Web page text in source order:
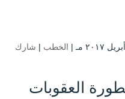
الخطب | شارك
العقوبات